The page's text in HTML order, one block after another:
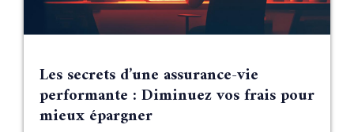
Les secrets d’une assurance-vie
performante : Diminuez vos frais pour
mieux épargner